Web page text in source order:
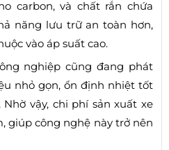
carbon, và chất rắn chứa
năng lưu trữ an toàn hơn,
vào áp suất cao.
nghiệp cũng đang phát
nhỏ gọn, ổn định nhiệt tốt
vậy, chi phí sản xuất xe
giúp công nghệ này trở nên